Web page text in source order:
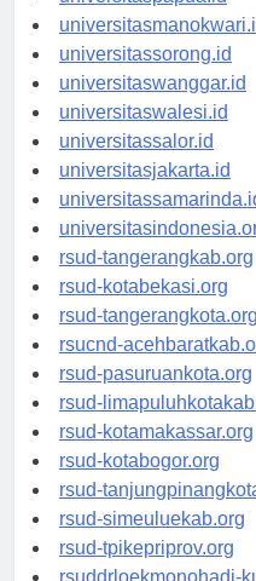
universitaspapua.id
universitasmanokwari.id
universitassorong.id
universitaswanggar.id
universitaswalesi.id
universitassalor.id
universitasjakarta.id
rsud-tangerangkab.org
rsud-kotabekasi.org
rsud-
rsucnd-
rsud-pasuruankota.org
rsud-
rsud-kotamakassar.org
rsud-kotabogor.org
rsud-
rsud-simeuluekab.org
rsud-tpikepriprov.org